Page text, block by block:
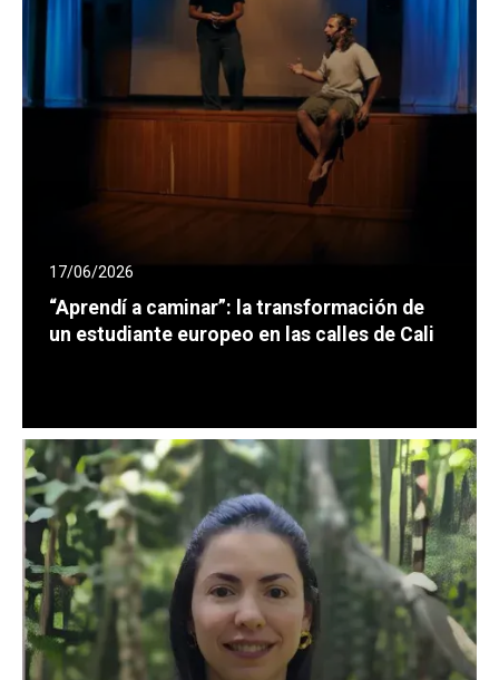
17/06/2026
“Aprendí a caminar”: la transformación de
un estudiante europeo en las calles de Cali